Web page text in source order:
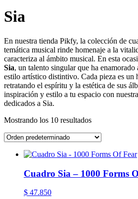
Sia
En nuestra tienda Pikfy, la colección de
temática musical rinde homenaje a la
caracteriza al ámbito musical. En esta
Sia, un talento singular que ha enamorado
estilo artístico distintivo. Cada pieza es un
retratando el espíritu y la estética de sus
inspiración y estilo a tu espacio con
dedicados a Sia.
Mostrando los 10 resultados
Cuadro Sia – 1000 Forms
$ 47.850